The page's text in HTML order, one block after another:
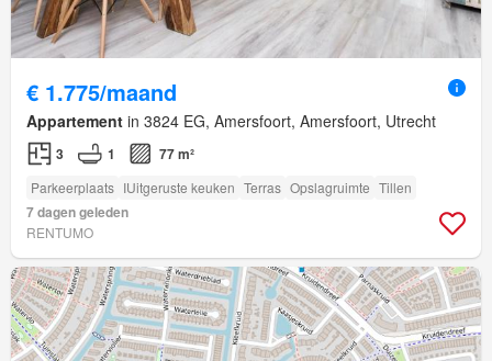
€ 1.775/maand
Appartement in 3824 EG, Amersfoort, Amersfoort, Utrecht
3 1 77 m²
Parkeerplaats IUitgeruste keuken Terras Opslagruimte Tillen
7 dagen geleden
RENTUMO